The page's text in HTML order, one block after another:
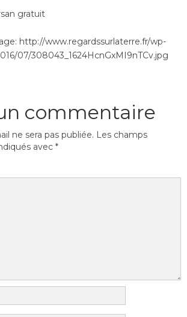
gratuit
http://www.regardssurlaterre.fr/wp-
07/308043_1624HcnGxMI9nTCv.jpg
commentaire
ne sera pas publiée. Les champs
avec *